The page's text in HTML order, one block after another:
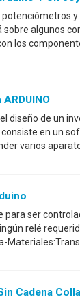
algunos
los
diseño de un
en un
varios
para ser
relé
Cadena